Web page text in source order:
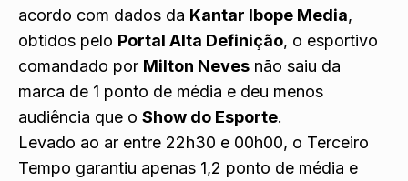
acordo com dados da Kantar Ibope Media,
obtidos pelo Portal Alta Definição, o esportivo
comandado por Milton Neves não saiu da
marca de 1 ponto de média e deu menos
audiência que o Show do Esporte.
Levado ao ar entre 22h30 e 00h00, o Terceiro
Tempo garantiu apenas 1,2 ponto de média e